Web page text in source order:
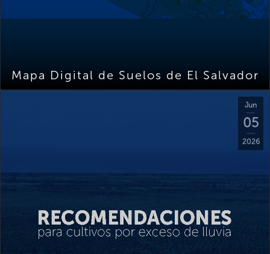
Mapa Digital de Suelos de El Salvador
Jun
05
2026